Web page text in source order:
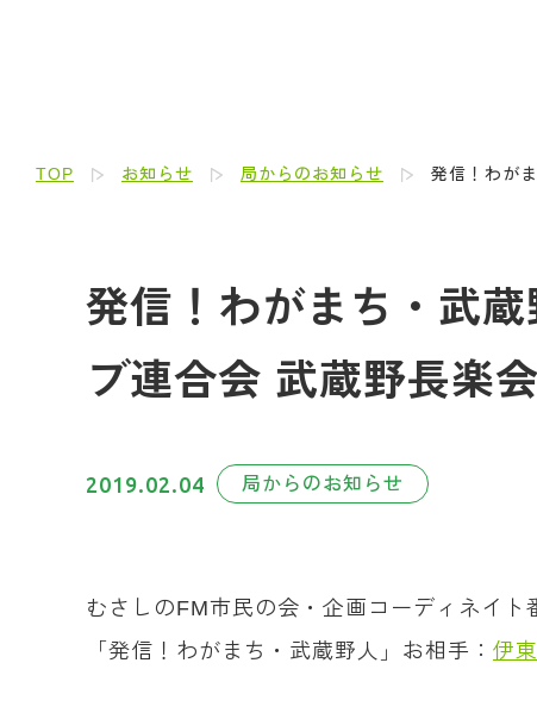
TOP お知らせ 局からのお知らせ 発信！わが
発信！わがまち・武
ブ連合会 武蔵野長楽
2019.02.04 局からのお知らせ
むさしのFM市民の会・企画コーディネイト
「発信！わがまち・武蔵野人」お相手： 伊